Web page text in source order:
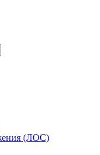
(ЛОС)